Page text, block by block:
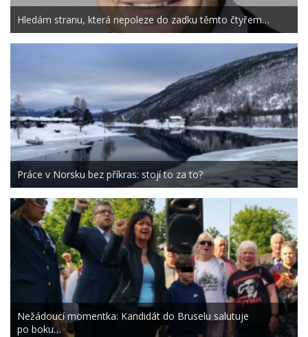
Hledám stranu, která nepoleze do zadku těmto čtyřem…
Práce v Norsku bez příkras: stojí to za to?
Nežádoucí momentka: Kandidát do Bruselu salutuje
po boku…